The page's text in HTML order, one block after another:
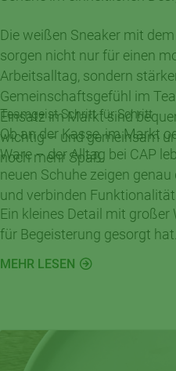
Die weißen Sneaker mit
sorgen nicht nur für einen
Arbeitsalltag, sondern
Gemeinschaftsgefühl im
Einsatz im Markt sind
wichtig – und gemeinsam
noch mehr Spaß.
Teamgeist Schritt für Schritt
Ob an der Kasse, im Markt
Ware – der Alltag bei CAP
neuen Schuhe zeigen
und verbinden
Ein kleines Detail mit
für Begeisterung gesorgt
MEHR LESEN